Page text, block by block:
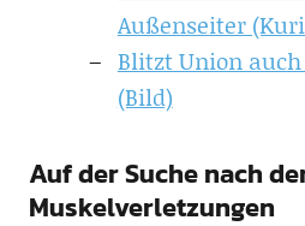
Außenseiter
Blitzt Union
(Bild)
Auf der Suche nach
Muskelverletzungen